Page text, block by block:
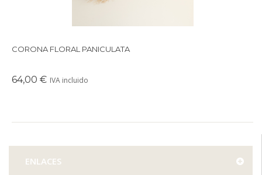
CORONA FLORAL PANICULATA
64,00 € IVA incluido
ENLACES